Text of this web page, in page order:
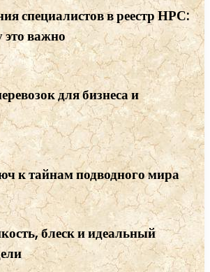
специалистов в реестр НРС:
это важно
для бизнеса и
к тайнам подводного мира
блеск и идеальный